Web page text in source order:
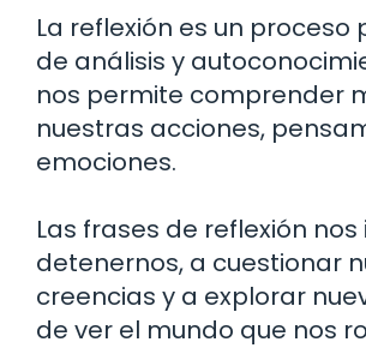
La reflexión es un proceso
de análisis y
nos permite comprender
nuestras acciones,
emociones.
Las frases de reflexión nos
detenernos, a cuestionar
creencias y a explorar
de ver el mundo que nos